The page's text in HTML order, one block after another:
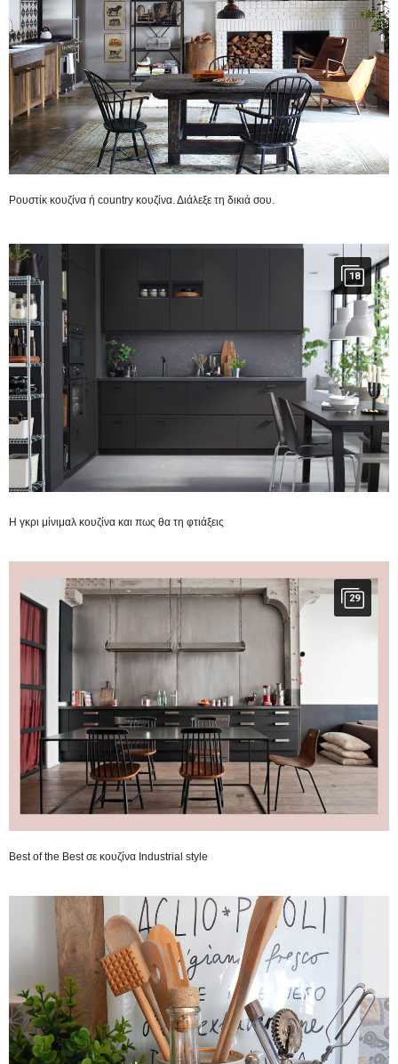
Ρουστίκ κουζίνα ή country κουζίνα. Διάλεξε τη δικιά σου.
18
Η γκρι μίνιμαλ κουζίνα και πως θα τη φτιάξεις
29
Best of the Best σε κουζίνα Industrial style